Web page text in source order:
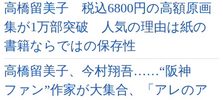
高橋留美子 税込6800円の高額原画
集が1万部突破 人気の理由は紙の
書籍ならではの保存性
高橋留美子、今村翔吾……“阪神
ファン”作家が大集合、「アレのア